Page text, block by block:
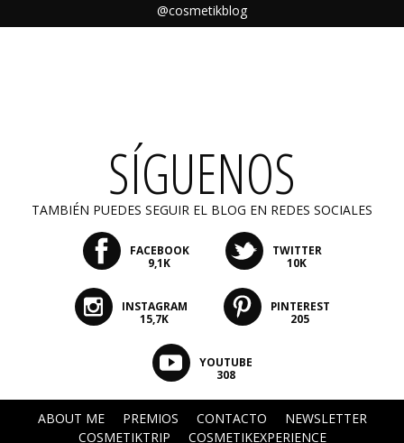
@cosmetikblog
SÍGUENOS
TAMBIÉN PUEDES SEGUIR EL BLOG EN REDES SOCIALES
FACEBOOK
9,1K
TWITTER
10K
INSTAGRAM
15,7K
PINTEREST
205
YOUTUBE
308
ABOUT ME PREMIOS CONTACTO
NEWSLETTER
COSMETIKTRIP
COSMETIKEXPERIENCE